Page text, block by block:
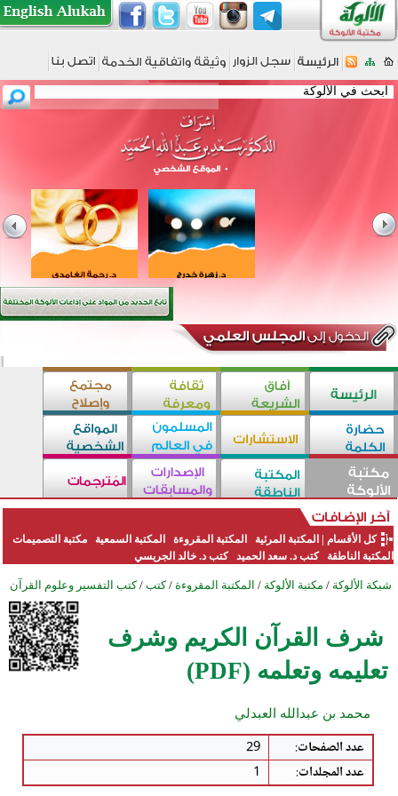
كل الأقسام المكتبة المرئية المكتبة المقروءة المكتبة السمعية
مكتبة التصميمات
المكتبة الناطقة
كتب د. سعد الحميد كتب د. خالد الجريسي
شبكة الألوكة / مكتبة الألوكة / المكتبة المقروءة / كتب / كتب التفسير وعلوم القرآن
شرف القرآن الكريم وشرف
تعليمه وتعلمه (PDF)
محمد بن عبدالله العبدلي
عدد الصفحات:
29
عدد المجلدات:
1